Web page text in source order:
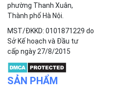
phường Thanh Xuân,
Thành phố Hà Nội.
MST/ĐKKD: 0101871229 do
Sở Kế hoạch và Đầu tư
cấp ngày 27/8/2015
SẢN PHẨM